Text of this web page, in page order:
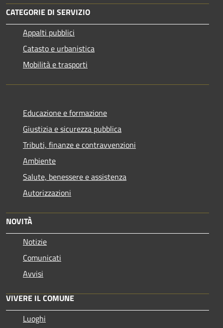
CATEGORIE DI SERVIZIO
Appalti pubblici
Catasto e urbanistica
Mobilità e trasporti
Educazione e formazione
Giustizia e sicurezza pubblica
Tributi, finanze e contravvenzioni
Ambiente
Salute, benessere e assistenza
Autorizzazioni
NOVITÀ
Notizie
Comunicati
Avvisi
VIVERE IL COMUNE
Luoghi